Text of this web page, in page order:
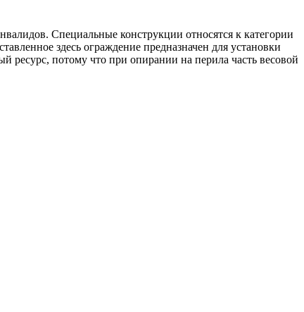
Специальные конструкции относятся к категории
здесь ограждение предназначен для установки
ресурс, потому что при опирании на перила часть весовой